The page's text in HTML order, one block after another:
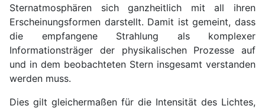
Sternatmosphären sich ganzheitlich mit all ihren
Erscheinungsformen darstellt. Damit ist gemeint, dass
die empfangene Strahlung als komplexer
Informationsträger der physikalischen Prozesse auf
und in dem beobachteten Stern insgesamt verstanden
werden muss.
Dies gilt gleichermaßen für die Intensität des Lichtes,